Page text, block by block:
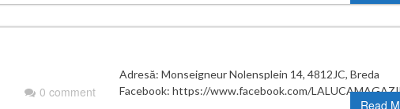
0 comment
Adresă: Monseigneur Nolensplein 14, 4812JC, Breda
Facebook: https://www.facebook.com/
Read